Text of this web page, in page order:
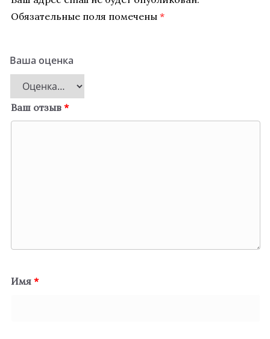
Обязательные поля помечены *
Ваша оценка
Ваш отзыв *
Имя *